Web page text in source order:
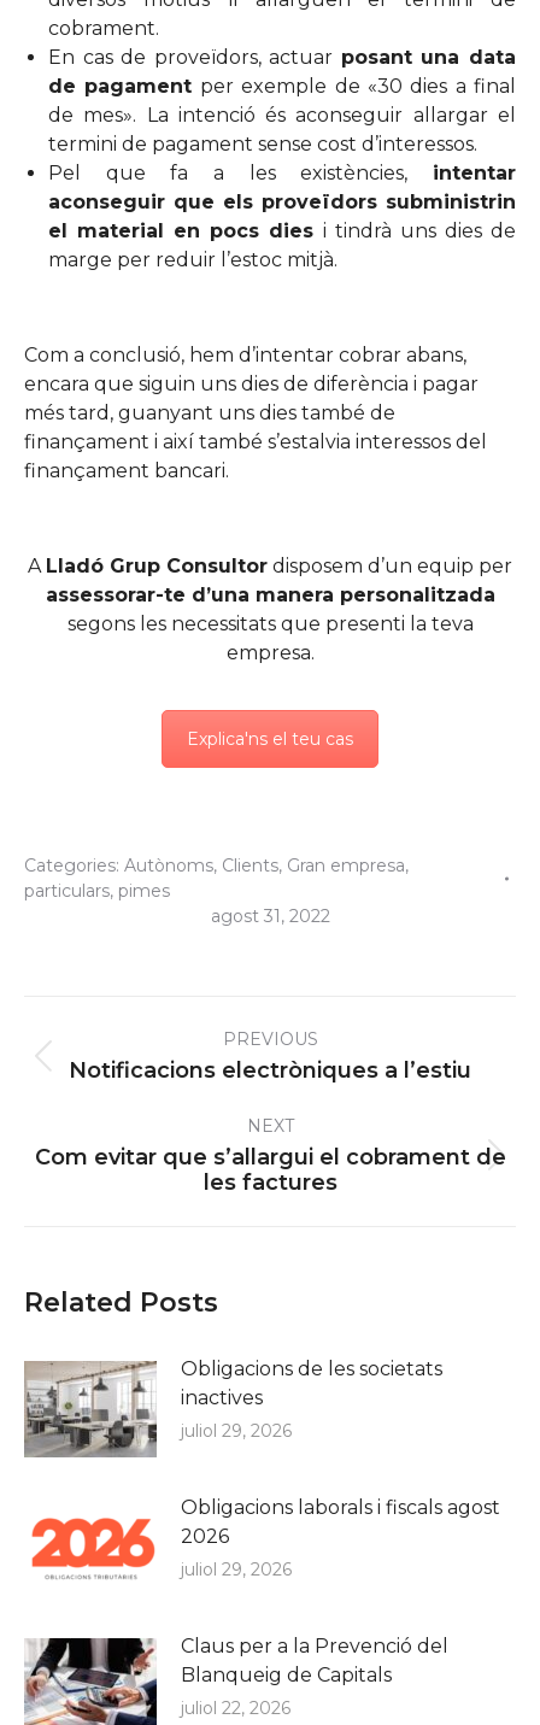
cobrament.
En cas de proveïdors, actuar posant una data
de pagament per exemple de «30 dies a final
de mes». La intenció és aconseguir allargar el
termini de pagament sense cost d’interessos.
Pel que fa a les existències, intentar
aconseguir que els proveïdors subministrin
el material en pocs dies i tindrà uns dies de
marge per reduir l’estoc mitjà.
Com a conclusió, hem d’intentar cobrar abans,
encara que siguin uns dies de diferència i pagar
més tard, guanyant uns dies també de
finançament i així també s’estalvia interessos del
finançament bancari.
A Lladó Grup Consultor disposem d’un equip per
assessorar-te d’una manera personalitzada
segons les necessitats que presenti la teva
empresa.
Explica'ns el teu cas
Categories: Autònoms, Clients, Gran empresa,
particulars, pimes
agost 31, 2022
navigationPREVIOUS
Previous
Notificacions electròniques a l’estiu
NEXT
Next
post:
Com evitar que s’allargui el cobrament de
les factures
Related Posts
Obligacions de les societats
inactives
juliol 29, 2026
Obligacions laborals i fiscals agost
2026
juliol 29, 2026
Claus per a la Prevenció del
Blanqueig de Capitals
juliol 22, 2026